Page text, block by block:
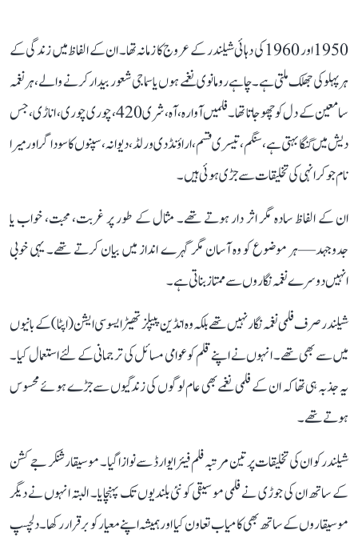
1950 اور 1960 کی دہائی شیلندر کے عروج کا زمانہ تھا۔ ان کے الفاظ میں زندگی کے
ہر پہلو کی جھلک ملتی ہے۔ چاہے رومانوی نغمے ہوں یا سماجی شعور بیدار کرنے والے، ہر نغمہ
سامعین کے دل کو چھو جاتا تھا۔ فلمیں آوارہ، آہ، شری 420، چوری چوری، اناڑی، جس
دیش میں گنگا بہتی ہے، سنگم، تیسری قسم، اراؤنڈ دی ورلڈ، دیوانہ، سپنوں کا سوداگر اور میرا
نام جوکر انہی کی تخلیقات سے جڑی ہوئی ہیں۔
ان کے الفاظ سادہ مگر اثر دار ہوتے تھے۔ مثال کے طور پر غربت، محبت، خواب یا
جدوجہد—ہر موضوع کو وہ آسان مگر گہرے انداز میں بیان کرتے تھے۔ یہی خوبی
انہیں دوسرے نغمہ نگاروں سے ممتاز بناتی ہے۔
شیلندر صرف فلمی نغمہ نگار نہیں تھے بلکہ وہ انڈین پیپلز تھیٹر ایسوسی ایشن (اپٹا) کے بانیوں
میں سے بھی تھے۔ انہوں نے اپنے قلم کو عوامی مسائل کی ترجمانی کے لئے استعمال کیا۔
یہ جذبہ ہی تھا کہ ان کے فلمی نغمے بھی عام لوگوں کی زندگیوں سے جڑے ہوئے محسوس
ہوتے تھے۔
شیلندر کو ان کی تخلیقات پر تین مرتبہ فلم فیئر ایوارڈ سے نوازا گیا۔ موسیقار شنکر جے کشن
کے ساتھ ان کی جوڑی نے فلمی موسیقی کو نئی بلندیوں تک پہنچایا۔ البتہ انہوں نے دیگر
موسیقاروں کے ساتھ بھی کامیاب تعاون کیا اور ہمیشہ اپنے معیار کو برقرار رکھا۔ دلچسپ